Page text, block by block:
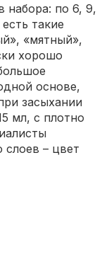
набора: по 6, 9,
такие
«мятный»,
хорошо
основе,
засыхании
мл, с плотно
слоев – цвет